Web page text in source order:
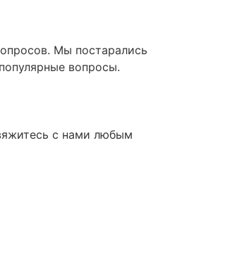
Мы постарались
вопросы.
с нами любым